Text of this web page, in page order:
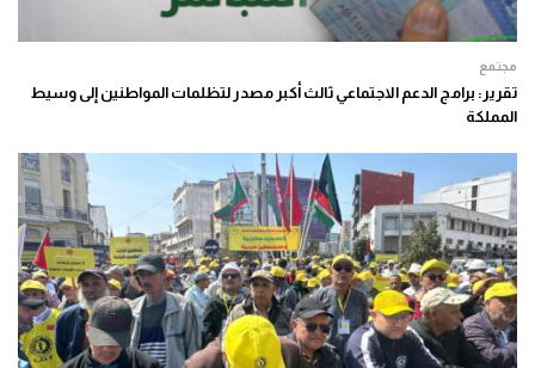
مجتمع
تقرير: برامج الدعم الاجتماعي ثالث أكبر مصدر لتظلمات المواطنين إلى وسيط
المملكة